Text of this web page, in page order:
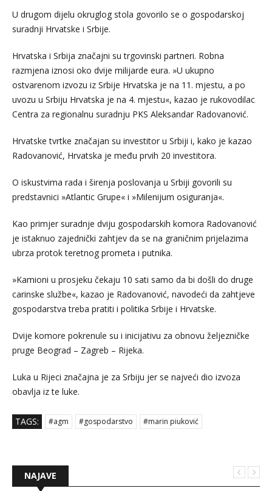
U drugom dijelu okruglog stola govorilo se o gospodarskoj
suradnji Hrvatske i Srbije.
Hrvatska i Srbija značajni su trgovinski partneri. Robna
razmjena iznosi oko dvije milijarde eura. »U ukupno
ostvarenom izvozu iz Srbije Hrvatska je na 11. mjestu, a po
uvozu u Srbiju Hrvatska je na 4. mjestu«, kazao je rukovodilac
Centra za regionalnu suradnju PKS Aleksandar Radovanović.
Hrvatske tvrtke značajan su investitor u Srbiji i, kako je kazao
Radovanović, Hrvatska je među prvih 20 investitora.
O iskustvima rada i širenja poslovanja u Srbiji govorili su
predstavnici »Atlantic Grupe« i »Milenijum osiguranja«.
Kao primjer suradnje dviju gospodarskih komora Radovanović
je istaknuo zajednički zahtjev da se na graničnim prijelazima
ubrza protok teretnog prometa i putnika.
»Kamioni u prosjeku čekaju 10 sati samo da bi došli do druge
carinske službe«, kazao je Radovanović, navodeći da zahtjeve
gospodarstva treba pratiti i politika Srbije i Hrvatske.
Dvije komore pokrenule su i inicijativu za obnovu željezničke
pruge Beograd – Zagreb – Rijeka.
Luka u Rijeci značajna je za Srbiju jer se najveći dio izvoza
obavlja iz te luke.
TAGS: #agm #gospodarstvo #marin piuković
NAJAVE